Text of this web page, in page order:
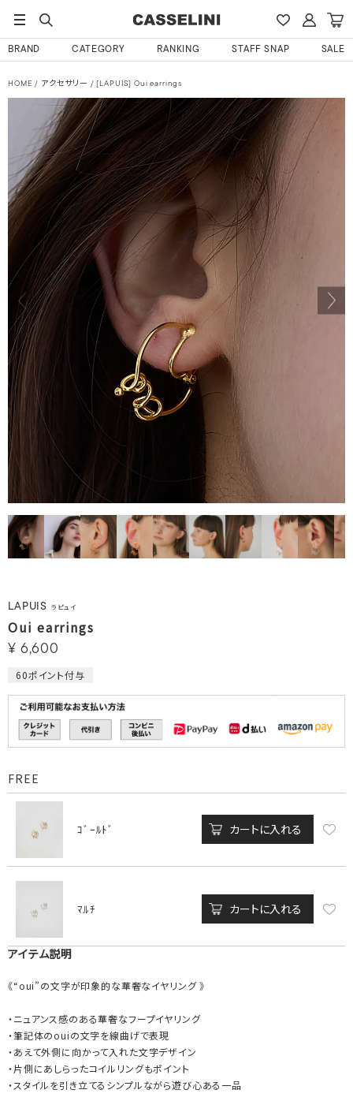
BRAND CATEGORY RANKING STAFF SNAP SALE
HOME アクセサリー [LAPUIS] Oui earrings
LAPUIS ラピュイ
Oui earrings
¥ 6,600
60ポイント付与
FREE
ｺﾞｰﾙﾄﾞ カートに入れる
ﾏﾙﾁ カートに入れる
アイテム説明
《“oui”の文字が印象的な華奢なイヤリング 》
・ニュアンス感のある華奢なフープイヤリング
・筆記体のouiの文字を線曲げで表現
・あえて外側に向かって入れた文字デザイン
・片側にあしらったコイルリングもポイント
・スタイルを引き立てるシンプルながら遊び心ある一品